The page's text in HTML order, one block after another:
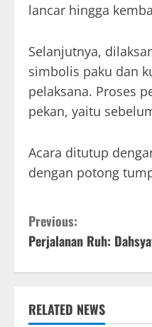
lancar hingga
Selanjutnya,
simbolis paku dan
pelaksana. Proses
pekan, yaitu
Acara ditutup
dengan potong
Previous:
Perjalanan Ruh:
RELATED NEWS
Agenda Terbaru